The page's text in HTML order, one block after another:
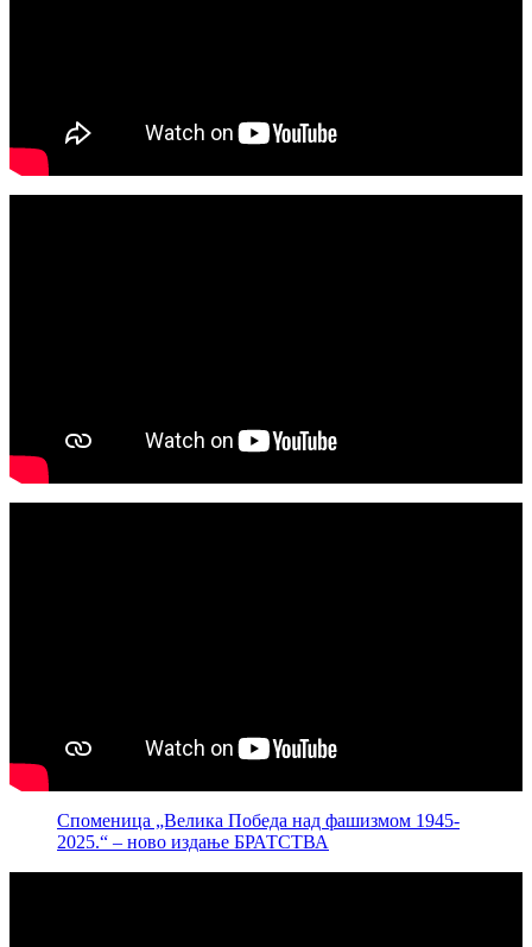
Споменица „Велика Победа над фашизмом 1945-
2025.“ – ново издање БРАТСТВА